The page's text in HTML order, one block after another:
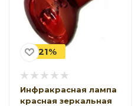
-21%
Инфракрасная лампа
красная зеркальная